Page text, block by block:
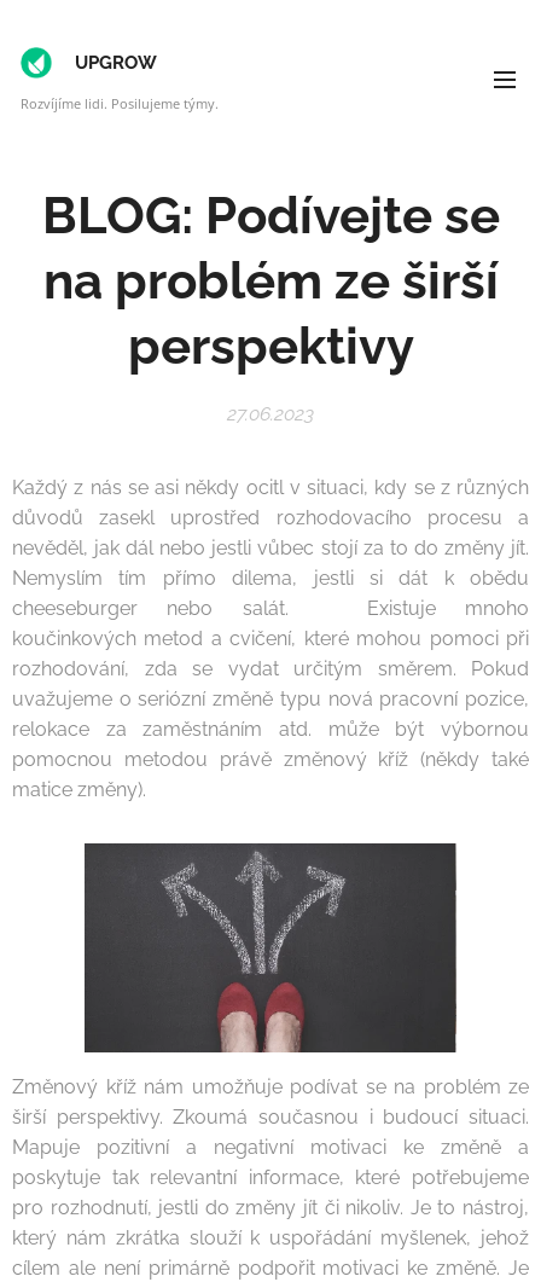
UPGROW
Rozvíjíme lidi. Posilujeme týmy.
BLOG: Podívejte se
na problém ze širší
perspektivy
27.06.2023
Každý z nás se asi někdy ocitl v situaci, kdy se z různých
důvodů zasekl uprostřed rozhodovacího procesu a
nevěděl, jak dál nebo jestli vůbec stojí za to do změny jít.
Nemyslím tím přímo dilema, jestli si dát k obědu
cheeseburger nebo salát. 😊Existuje mnoho
koučinkových metod a cvičení, které mohou pomoci při
rozhodování, zda se vydat určitým směrem. Pokud
uvažujeme o seriózní změně typu nová pracovní pozice,
relokace za zaměstnáním atd. může být výbornou
pomocnou metodou právě změnový kříž (někdy také
matice změny).
Změnový kříž nám umožňuje podívat se na problém ze
širší perspektivy. Zkoumá současnou i budoucí situaci.
Mapuje pozitivní a negativní motivaci ke změně a
poskytuje tak relevantní informace, které potřebujeme
pro rozhodnutí, jestli do změny jít či nikoliv. Je to nástroj,
který nám zkrátka slouží k uspořádání myšlenek, jehož
cílem ale není primárně podpořit motivaci ke změně. Je